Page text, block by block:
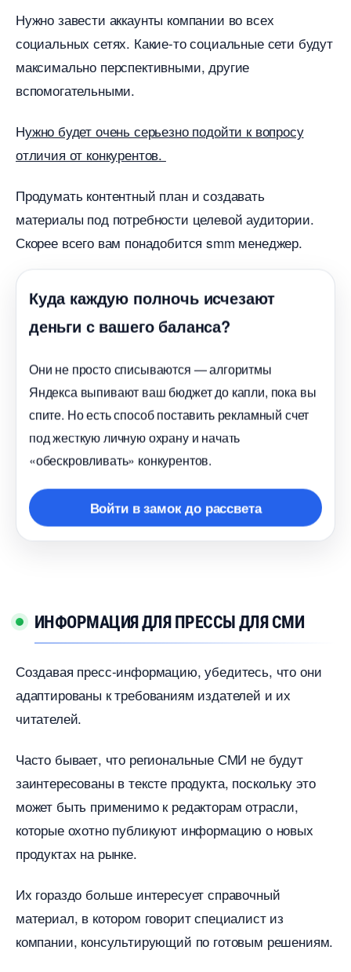
Нужно завести аккаунты компании во всех
социальных сетях. Какие-то социальные сети будут
максимально перспективными, другие
спомогательными.
Нужно будет очень серьезно подойти к вопросу
отличия от конкурентов.
Продумать контентный план и создавать
материалы под потребности целевой аудитории.
Скорее всего вам понадобится smm менеджер.
Куда каждую полночь исчезают
деньги с вашего баланса?
Они не просто списываются — алгоритмы
Яндекса выпивают ваш бюджет до капли, пока вы
спите. Но есть способ поставить рекламный счет
под жесткую личную охрану и начать
«обескровливать» конкурентов.
ойти в замок до рассвета
ИНФОРМАЦИЯ ДЛЯ ПРЕССЫ ДЛЯ СМИ
Создавая пресс-информацию, убедитесь, что они
адаптированы к требованиям издателей и их
читателей.
Часто бывает, что региональные СМИ не будут
заинтересованы в тексте продукта, поскольку это
может быть применимо к редакторам отрасли,
которые охотно публикуют информацию о новых
продуктах на рынке.
Их гораздо больше интересует справочный
материал, в котором говорит специалист из
компании, консультирующий по готовым решениям.